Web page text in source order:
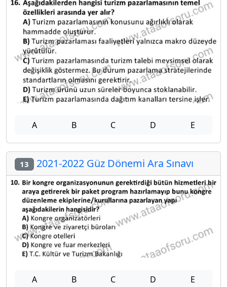
A B C D E
13 2021-2022 Güz Dönemi Ara Sınavı
A B C D E